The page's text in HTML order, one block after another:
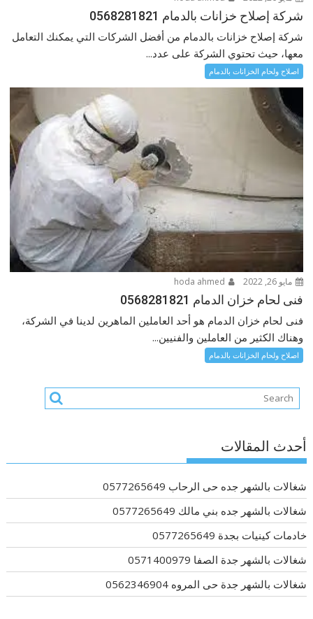
شركة إصلاح خزانات بالدمام 0568281821
شركة إصلاح خزانات بالدمام من أفضل الشركات التي يمكنك التعامل
معها، حيث تحتوي الشركة على عدد...
اصلاح ولحام الخزانات بالدمام
مايو 26, 2022
فنى لحام خزان الدمام 0568281821
فنى لحام خزان الدمام هو أحد العاملين الماهرين لدينا في الشركة،
وهناك الكثير من العاملين والفنيين...
اصلاح ولحام الخزانات بالدمام
أحدث المقالات
شغالات بالشهر جده حى الرحاب 0577265649
شغالات بالشهر جده بني مالك 0577265649
خادمات كينيات بجدة 0577265649
شغالات بالشهر جدة الصفا 0571400979
شغالات بالشهر جدة حى المروه 0562346904